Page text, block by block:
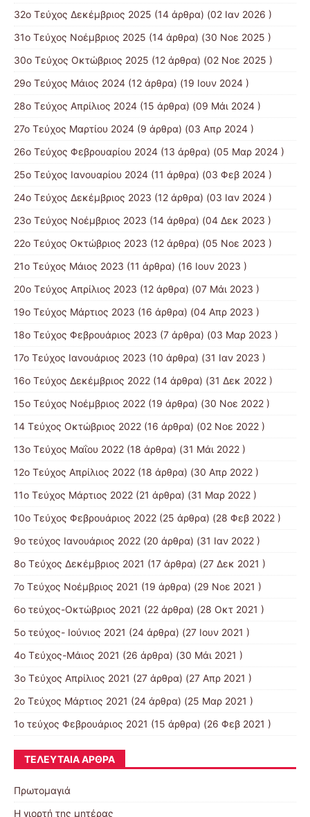
32ο Τεύχος Δεκέμβριος 2025 (14 άρθρα) (02 Ιαν 2026 )
31ο Τεύχος Νοέμβριος 2025 (14 άρθρα) (30 Νοε 2025 )
30ο Τεύχος Οκτώβριος 2025 (12 άρθρα) (02 Νοε 2025 )
29ο Τεύχος Μάιος 2024 (12 άρθρα) (19 Ιουν 2024 )
28ο Τεύχος Απρίλιος 2024 (15 άρθρα) (09 Μάι 2024 )
27ο Τεύχος Μαρτίου 2024 (9 άρθρα) (03 Απρ 2024 )
26ο Τεύχος Φεβρουαρίου 2024 (13 άρθρα) (05 Μαρ 2024 )
25ο Τεύχος Ιανουαρίου 2024 (11 άρθρα) (03 Φεβ 2024 )
24ο Τεύχος Δεκέμβριος 2023 (12 άρθρα) (03 Ιαν 2024 )
23ο Τεύχος Νοέμβριος 2023 (14 άρθρα) (04 Δεκ 2023 )
22ο Τεύχος Οκτώβριος 2023 (12 άρθρα) (05 Νοε 2023 )
21ο Τεύχος Μάιος 2023 (11 άρθρα) (16 Ιουν 2023 )
20ο Τεύχος Απρίλιος 2023 (12 άρθρα) (07 Μάι 2023 )
19ο Τεύχος Μάρτιος 2023 (16 άρθρα) (04 Απρ 2023 )
18ο Τεύχος Φεβρουάριος 2023 (7 άρθρα) (03 Μαρ 2023 )
17ο Τεύχος Ιανουάριος 2023 (10 άρθρα) (31 Ιαν 2023 )
16ο Τεύχος Δεκέμβριος 2022 (14 άρθρα) (31 Δεκ 2022 )
15o Τεύχος Νοέμβριος 2022 (19 άρθρα) (30 Νοε 2022 )
14 Tεύχος Οκτώβριος 2022 (16 άρθρα) (02 Νοε 2022 )
13ο Τεύχος Μαΐου 2022 (18 άρθρα) (31 Μάι 2022 )
12ο Τεύχος Απρίλιος 2022 (18 άρθρα) (30 Απρ 2022 )
11o Tεύχος Μάρτιος 2022 (21 άρθρα) (31 Μαρ 2022 )
10o Tεύχος Φεβρουάριος 2022 (25 άρθρα) (28 Φεβ 2022 )
9o τεύχος Ιανουάριος 2022 (20 άρθρα) (31 Ιαν 2022 )
8o Tεύχος Δεκέμβριος 2021 (17 άρθρα) (27 Δεκ 2021 )
7o Τεύχος Νοέμβριος 2021 (19 άρθρα) (29 Νοε 2021 )
6ο τεύχος-Οκτώβριος 2021 (22 άρθρα) (28 Οκτ 2021 )
5ο τεύχος- Ιούνιος 2021 (24 άρθρα) (27 Ιουν 2021 )
4o Tεύχος-Μάιος 2021 (26 άρθρα) (30 Μάι 2021 )
3ο Τεύχος Απρίλιος 2021 (27 άρθρα) (27 Απρ 2021 )
2o Tεύχος Μάρτιος 2021 (24 άρθρα) (25 Μαρ 2021 )
1ο τεύχος Φεβρουάριος 2021 (15 άρθρα) (26 Φεβ 2021 )
ΤΕΛΕΥΤΑΊΑ ΆΡΘΡΑ
Πρωτομαγιά
Η γιορτή της μητέρας